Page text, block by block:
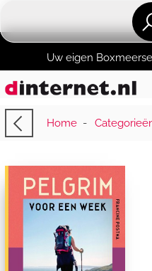
Uw eigen
Home-